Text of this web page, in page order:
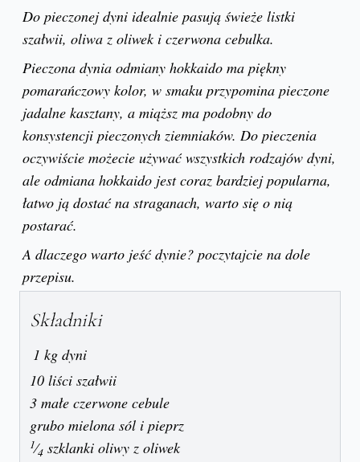
Do pieczonej dyni idealnie pasują świeże listki
szałwii, oliwa z oliwek i czerwona cebulka.
Pieczona dynia odmiany hokkaido ma piękny
pomarańczowy kolor, w smaku przypomina pieczone
jadalne kasztany, a miąższ ma podobny do
konsystencji pieczonych ziemniaków. Do pieczenia
oczywiście możecie używać wszystkich rodzajów dyni,
ale odmiana hokkaido jest coraz bardziej popularna,
łatwo ją dostać na straganach, warto się o nią
postarać.
A dlaczego warto jeść dynie? poczytajcie na dole
przepisu.
Składniki
1 kg dyni
10 liści szałwii
3 małe czerwone cebule
grubo mielona sól i pieprz
1⁄4 szklanki oliwy z oliwek